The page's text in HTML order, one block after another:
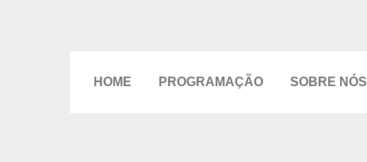
HOME PROGRAMAÇÃO SOBRE NÓS